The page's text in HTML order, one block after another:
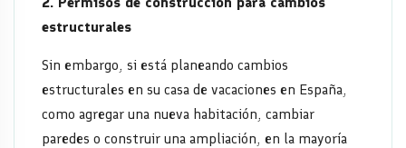
estructurales
Sin embargo, si está planeando cambios
estructurales en su casa de vacaciones en España,
como agregar una nueva habitación, cambiar
paredes o construir una ampliación, en la mayoría